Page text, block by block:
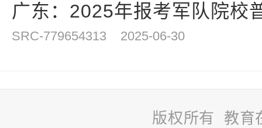
广东：2025年报考军队院校
SRC-779654313 2025-06-30
版权所有 教育